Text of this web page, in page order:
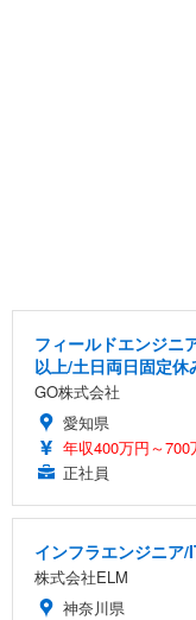
フィールドエンジニ
以上/土日両日固定休
GO株式会社
愛知県
年収400万円～700
正社員
インフラエンジニア
株式会社ELM
神奈川県